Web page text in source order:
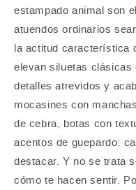
estampado animal son
atuendos ordinarios
la actitud característica
elevan siluetas
detalles atrevidos y
mocasines con
de cebra, botas con
acentos de guepardo:
destacar. Y no se trata
cómo te hacen sentir.